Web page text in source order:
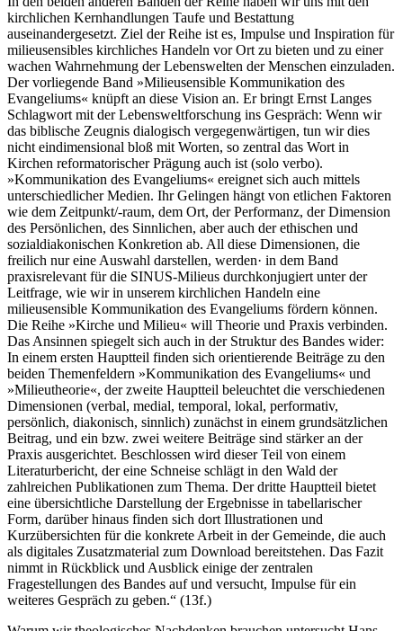
kirchlichen Kernhandlungen Taufe und Bestattung
auseinandergesetzt. Ziel der Reihe ist es, Impulse und Inspiration für
milieusensibles kirchliches Handeln vor Ort zu bieten und zu einer
wachen Wahrnehmung der Lebenswelten der Menschen einzuladen.
Der vorliegende Band »Milieusensible Kommunikation des
Evangeliums« knüpft an diese Vision an. Er bringt Ernst Langes
Schlagwort mit der Lebensweltforschung ins Gespräch: Wenn wir
das biblische Zeugnis dialogisch vergegenwärtigen, tun wir dies
nicht eindimensional bloß mit Worten, so zentral das Wort in
Kirchen reformatorischer Prägung auch ist (solo verbo).
»Kommunikation des Evangeliums« ereignet sich auch mittels
unterschiedlicher Medien. Ihr Gelingen hängt von etlichen Faktoren
wie dem Zeitpunkt/-raum, dem Ort, der Performanz, der Dimension
des Persönlichen, des Sinnlichen, aber auch der ethischen und
sozialdiakonischen Konkretion ab. All diese Dimensionen, die
freilich nur eine Auswahl darstellen, werden· in dem Band
praxisrelevant für die SINUS-Milieus durchkonjugiert unter der
Leitfrage, wie wir in unserem kirchlichen Handeln eine
milieusensible Kommunikation des Evangeliums fördern können.
Die Reihe »Kirche und Milieu« will Theorie und Praxis verbinden.
Das Ansinnen spiegelt sich auch in der Struktur des Bandes wider:
In einem ersten Hauptteil finden sich orientierende Beiträge zu den
beiden Themenfeldern »Kommunikation des Evangeliums« und
»Milieutheorie«, der zweite Hauptteil beleuchtet die verschiedenen
Dimensionen (verbal, medial, temporal, lokal, performativ,
persönlich, diakonisch, sinnlich) zunächst in einem grundsätzlichen
Beitrag, und ein bzw. zwei weitere Beiträge sind stärker an der
Praxis ausgerichtet. Beschlossen wird dieser Teil von einem
Literaturbericht, der eine Schneise schlägt in den Wald der
zahlreichen Publikationen zum Thema. Der dritte Hauptteil bietet
eine übersichtliche Darstellung der Ergebnisse in tabellarischer
Form, darüber hinaus finden sich dort Illustrationen und
Kurzübersichten für die konkrete Arbeit in der Gemeinde, die auch
als digitales Zusatzmaterial zum Download bereitstehen. Das Fazit
nimmt in Rückblick und Ausblick einige der zentralen
Fragestellungen des Bandes auf und versucht, Impulse für ein
weiteres Gespräch zu geben.“ (13f.)